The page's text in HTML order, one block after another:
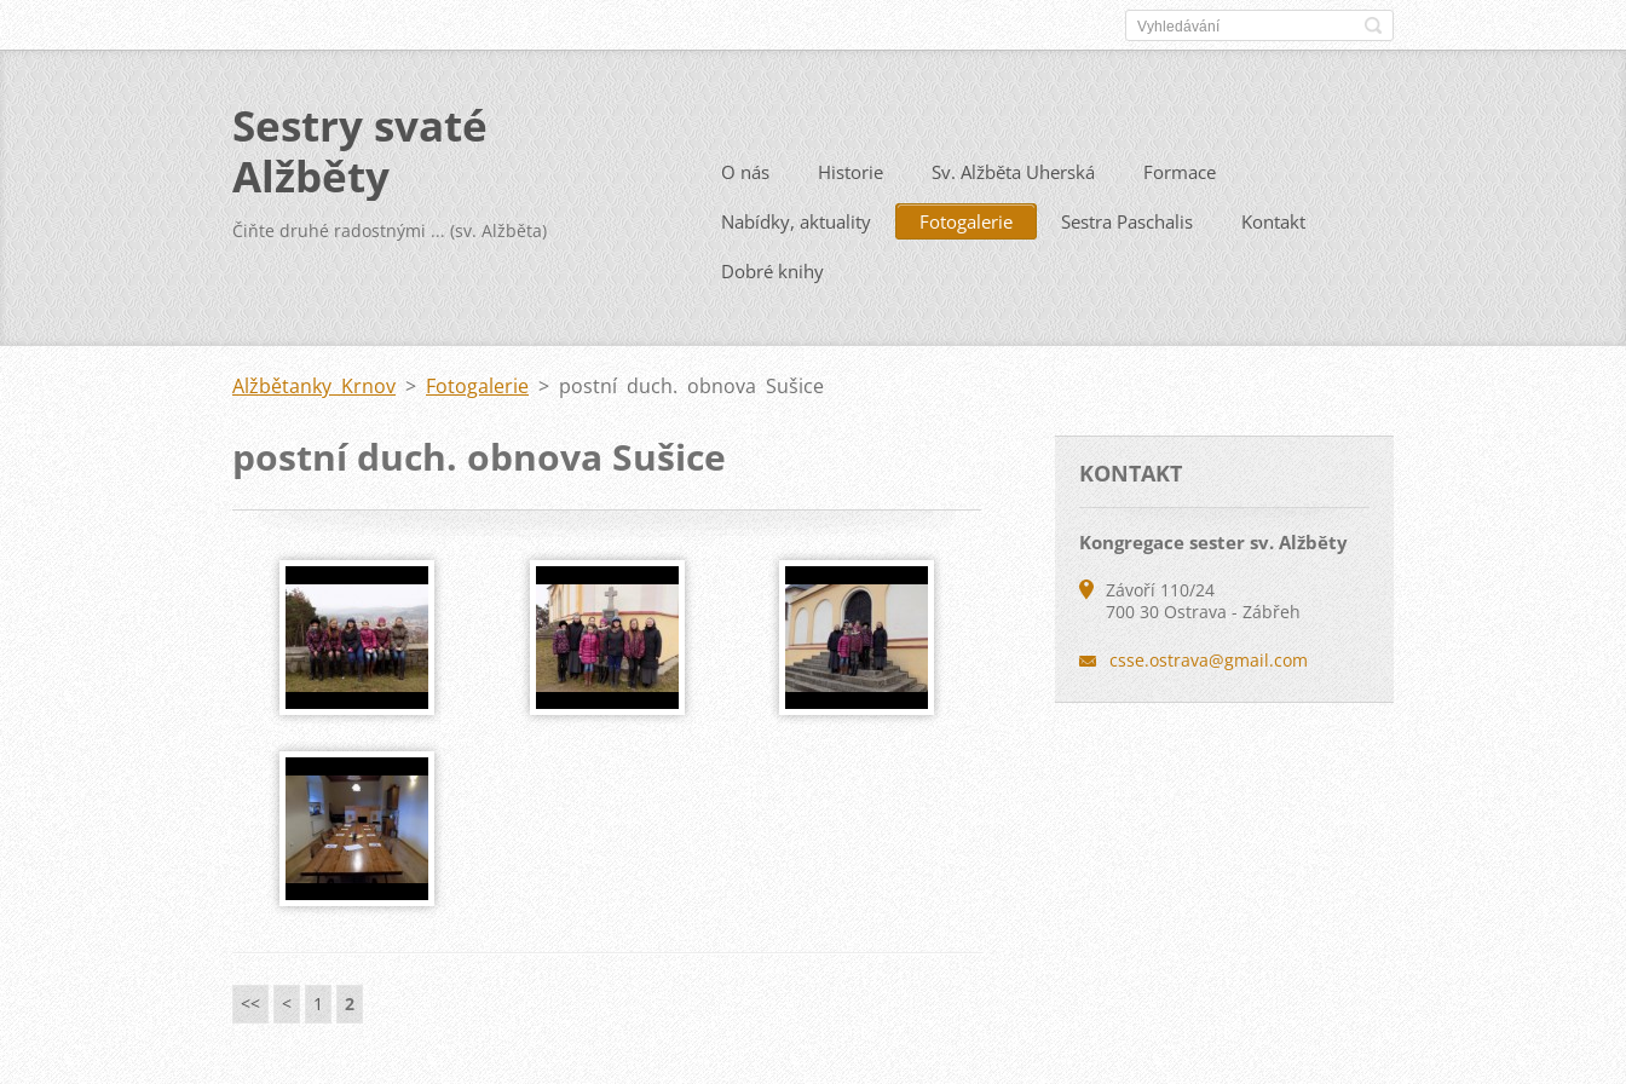
Sestry svaté
Alžběty
Čiňte druhé radostnými ... (sv. Alžběta)
O nás Historie Sv. Alžběta Uherská Formace
Nabídky, aktuality Fotogalerie Sestra Paschalis Kontakt
Dobré knihy
Alžbětanky Krnov > Fotogalerie > postní duch. obnova Sušice
postní duch. obnova Sušice
<< < 1 2
KONTAKT
Kongregace sester sv. Alžběty
Závoří 110/24
700 30 Ostrava - Zábřeh
csse.ostrava@gmail.com